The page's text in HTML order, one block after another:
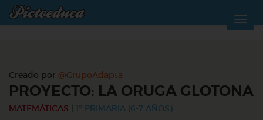
Creado por @GrupoAdapta
PROYECTO: LA ORUGA GLOTONA
MATEMÁTICAS 1º PRIMARIA (6-7 AÑOS)